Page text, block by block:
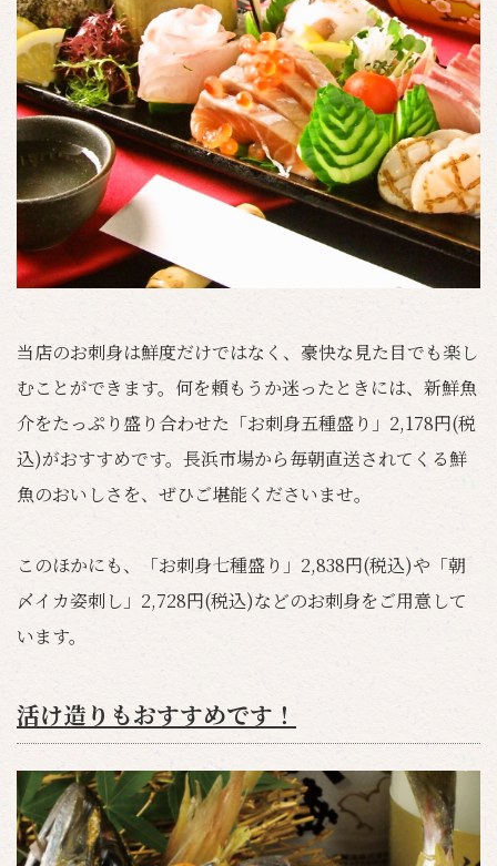
当店のお刺身は鮮度だけではなく、豪快な見た目でも楽し
むことができます。何を頼もうか迷ったときには、新鮮魚
介をたっぷり盛り合わせた「お刺身五種盛り」2,178円(税
込)がおすすめです。長浜市場から毎朝直送されてくる鮮
魚のおいしさを、ぜひご堪能くださいませ。
このほかにも、「お刺身七種盛り」2,838円(税込)や「朝
〆イカ姿刺し」2,728円(税込)などのお刺身をご用意して
います。
活け造りもおすすめです！